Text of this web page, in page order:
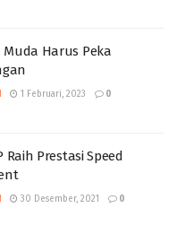
Muda Harus Peka
1 Februari, 2023 0
Prestasi Speed
30 Desember, 2021 0